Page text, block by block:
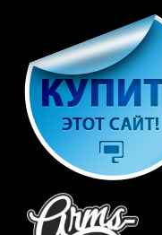
содержимому